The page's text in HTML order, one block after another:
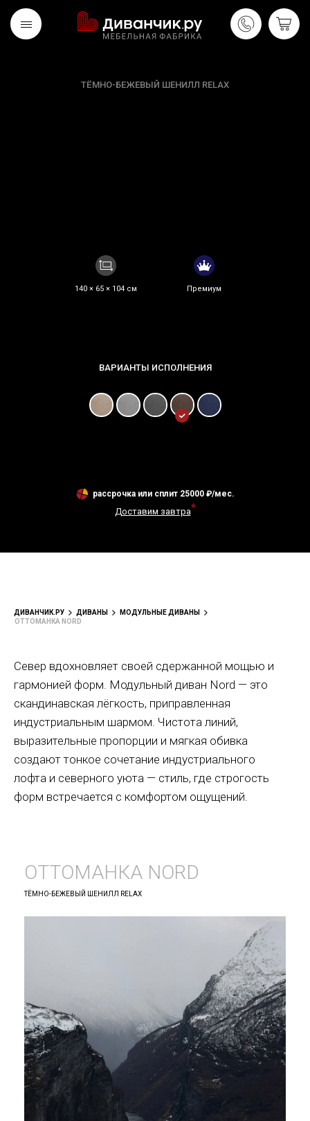
ТЁМНО-БЕЖЕВЫЙ ШЕНИЛЛ RELAX
140 × 65 × 104 см Премиум
рассрочка или сплит 25000 ₽/мес.
Доставим завтра*
ДИВАНЧИК.РУ ДИВАНЫ
МОДУЛЬНЫЕ ДИВАНЫ
ОТТОМАНКА NORD
Север вдохновляет своей сдержанной мощью и
гармонией форм. Модульный диван Nord — это
скандинавская лёгкость, приправленная
индустриальным шармом. Чистота линий,
выразительные пропорции и мягкая обивка
создают тонкое сочетание индустриального
лофта и северного уюта — стиль, где строгость
форм встречается с комфортом ощущений.
ОТТОМАНКА NORD
ТЁМНО-БЕЖЕВЫЙ ШЕНИЛЛ RELAX
Скандинавская